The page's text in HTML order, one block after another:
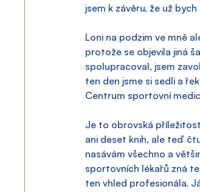
jsem k závěru, že už
Loni na podzim ve mně
protože se objevila jiná
spolupracoval, jsem
ten den jsme si sedli a
Centrum sportovní
Je to obrovská
ani deset knih, ale teď
nasávám všechno a
sportovních lékařů zná
ten vhled profesionála.